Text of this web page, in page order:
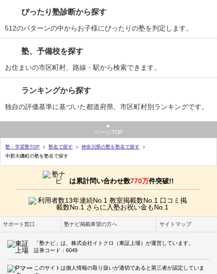
ぴったり塾診断から探す
512のパターンの中からお子様にぴったりの塾を判定します。
塾、予備校を探す
お住まいの市区町村、路線・駅から検索できます。
ランキングから探す
独自の評価基準に基づいた都道府県、市区町村別ランキングです。
ページTOP
塾・学習塾TOP 塾名で探す
神奈川県の塾を塾名で探す
中郡大磯町の塾を塾名で探す
は累計問い合わせ数770万件突破!!
サポート窓口 塾ナビ掲載希望の方へ サイトマップ
「塾ナビ」は、株式会社イトクロ（東証上場）が運営しています。
証券コード：6049
このサイトは個人情報の取り扱いが適切であると第三者が認定していま